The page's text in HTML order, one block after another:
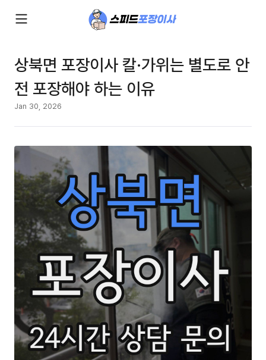
상북면 포장이사 칼·가위는 별도로 안
전 포장해야 하는 이유
Jan 30, 2026